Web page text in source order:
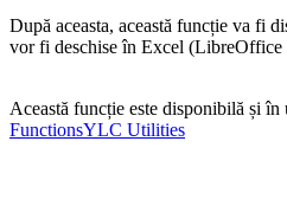
După aceasta, această funcție va fi
vor fi deschise în Excel (LibreOffice
Această funcție este disponibilă și în
FunctionsYLC Utilities